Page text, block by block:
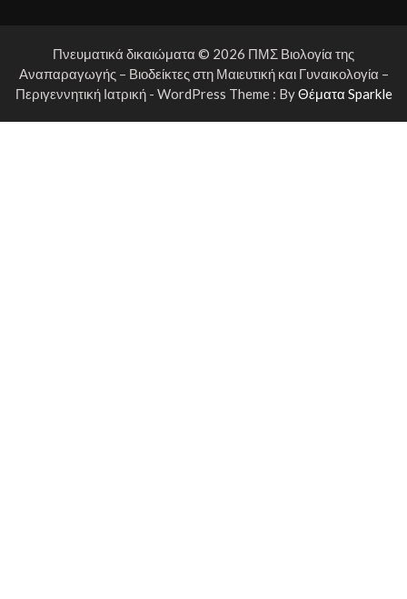
Πνευματικά δικαιώματα © 2026 ΠΜΣ Βιολογία της
Αναπαραγωγής – Βιοδείκτες στη Μαιευτική και Γυναικολογία –
Περιγεννητική Ιατρική - WordPress Theme : ByΘέματα Sparkle